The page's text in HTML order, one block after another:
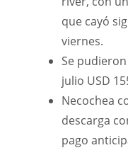
que cayó
viernes.
Se
julio USD
Necochea
descarga
pago